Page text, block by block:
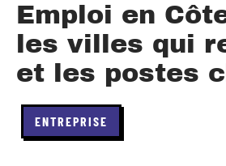
Emploi en
les villes qui
et les postes
ENTREPRISE